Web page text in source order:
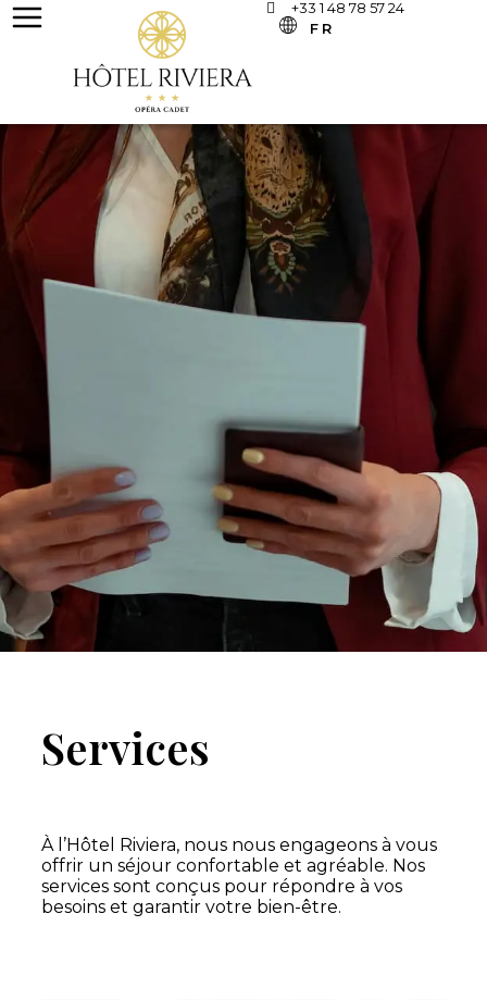
+33 1 48 78 57 24
FR
Services
À l’Hôtel Riviera, nous nous engageons à vous
offrir un séjour confortable et agréable. Nos
services sont conçus pour répondre à vos
besoins et garantir votre bien-être.